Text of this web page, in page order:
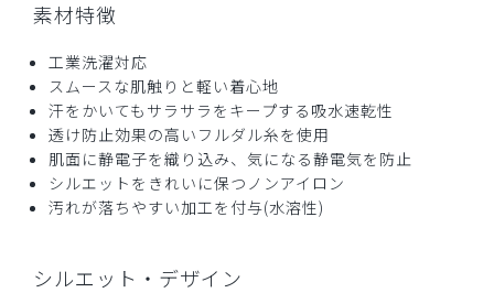
素材特徴
工業洗濯対応
スムースな肌触りと軽い着心地
汗をかいてもサラサラをキープする吸水速乾性
透け防止効果の高いフルダル糸を使用
肌面に静電子を織り込み、気になる静電気を防止
シルエットをきれいに保つノンアイロン
汚れが落ちやすい加工を付与(水溶性)
シルエット・デザイン